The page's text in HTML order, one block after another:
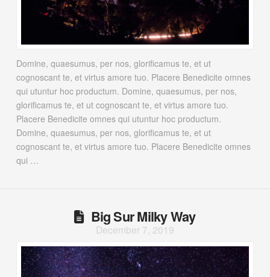
Domine, quaesumus, per nos, glorificamus te, et ut
cognoscant te, et virtus amore tuo. Placere Benedicite omnes
qui utuntur hoc productum. Domine, quaesumus, per nos,
glorificamus te, et ut cognoscant te, et virtus amore tuo.
Placere Benedicite omnes qui utuntur hoc productum.
Domine, quaesumus, per nos, glorificamus te, et ut
cognoscant te, et virtus amore tuo. Placere Benedicite omnes
qui …
Big Sur Milky Way
December 7, 2019